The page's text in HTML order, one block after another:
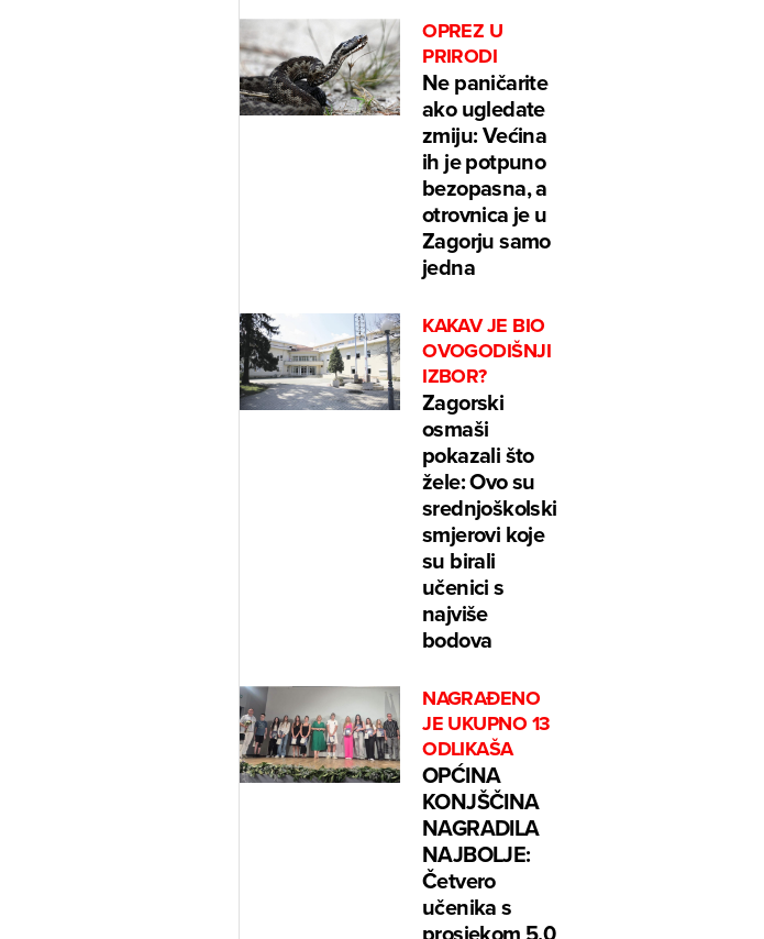
OPREZ U
PRIRODI
Ne paničarite
ako ugledate
zmiju: Većina
ih je potpuno
bezopasna, a
otrovnica je u
Zagorju samo
jedna
KAKAV JE BIO
OVOGODIŠNJI
IZBOR?
Zagorski
osmaši
pokazali što
žele: Ovo su
srednjoškolski
smjerovi koje
su birali
učenici s
najviše
bodova
NAGRAĐENO
JE UKUPNO 13
ODLIKAŠA
OPĆINA
KONJŠČINA
NAGRADILA
NAJBOLJE:
Četvero
učenika s